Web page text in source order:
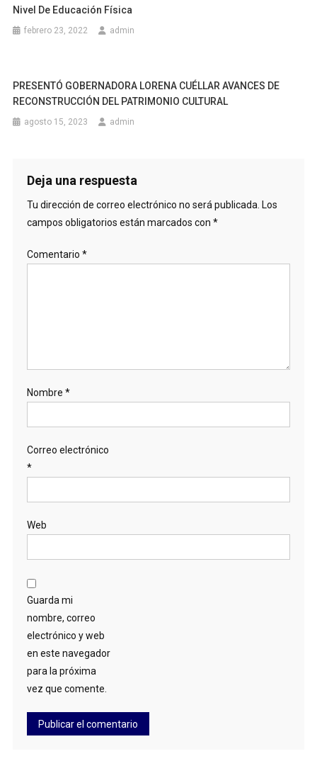
Nivel De Educación Física
febrero 23, 2022 admin
PRESENTÓ GOBERNADORA LORENA CUÉLLAR AVANCES DE
RECONSTRUCCIÓN DEL PATRIMONIO CULTURAL
agosto 15, 2023 admin
Deja una respuesta
Tu dirección de correo electrónico no será publicada. Los
campos obligatorios están marcados con *
Comentario *
Nombre *
Correo electrónico
*
Web
Guarda mi
nombre, correo
electrónico y web
en este navegador
para la próxima
vez que comente.